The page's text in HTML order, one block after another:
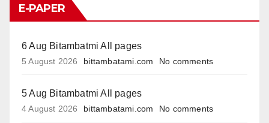
E-PAPER
6 Aug Bitambatmi All pages
5 August 2026 bittambatami.com No comments
5 Aug Bitambatmi All pages
4 August 2026 bittambatami.com No comments